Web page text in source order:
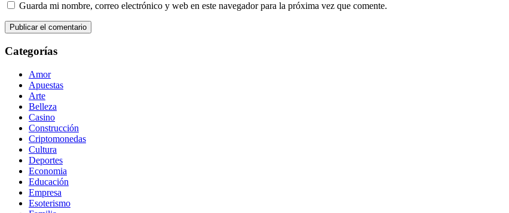
Guarda mi nombre, correo electrónico y web en este navegador para la próxima vez que comente.
Categorías
Amor
Apuestas
Arte
Belleza
Casino
Construcción
Criptomonedas
Cultura
Deportes
Economia
Educación
Empresa
Esoterismo